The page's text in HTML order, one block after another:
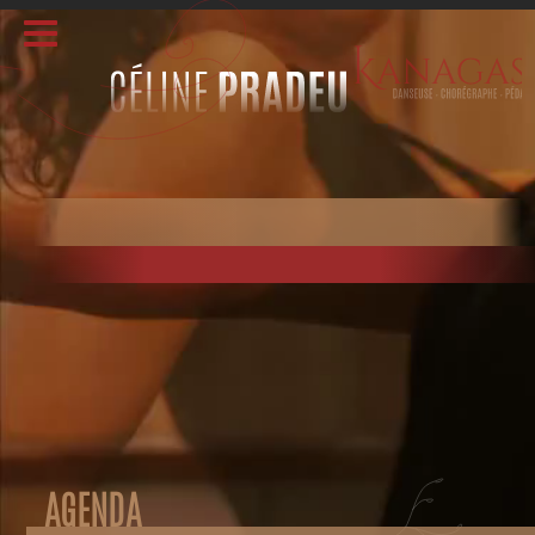
AGENDA